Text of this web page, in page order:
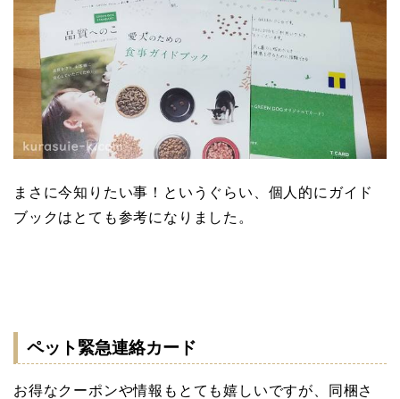
まさに今知りたい事！というぐらい、個人的にガイド
ブックはとても参考になりました。
ペット緊急連絡カード
お得なクーポンや情報もとても嬉しいですが、同梱さ